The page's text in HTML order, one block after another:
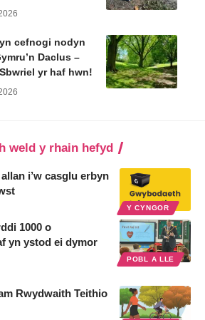
cefnogi nodyn
Daclus –
yr haf hwn!
weld y rhain hefyd
Y CYNGOR
i’w casglu erbyn
POBL A LLE
1000 o
yn ystod ei dymor
Rwydwaith Teithio